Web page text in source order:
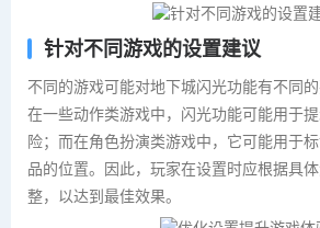
针对不同游戏的设置建议
不同的游戏可能对地下城闪光功能有不同的
在一些动作类游戏中，闪光功能可能用于
险；而在角色扮演类游戏中，它可能用于
品的位置。因此，玩家在设置时应根据具
整，以达到最佳效果。